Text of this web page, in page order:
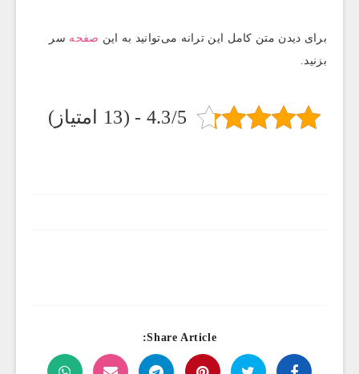
برای دیدن متن کامل این ترانه می‌توانید به این صفحه سر
بزنید.
4.3/5 - (13 امتیاز)
Share Article: